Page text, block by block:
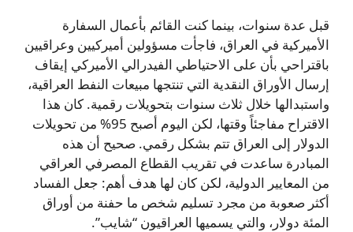
قبل عدة سنوات، بينما كنت القائم بأعمال السفارة
الأميركية في العراق، فاجأت مسؤولين أميركيين وعراقيين
باقتراحي بأن على الاحتياطي الفيدرالي الأميركي إيقاف
إرسال الأوراق النقدية التي تنتجها مبيعات النفط العراقية،
واستبدالها خلال ثلاث سنوات بتحويلات رقمية. كان هذا
الاقتراح مفاجئاً وقتها، لكن اليوم أصبح 95% من تحويلات
الدولار إلى العراق تتم بشكل رقمي. صحيح أن هذه
المبادرة ساعدت في تقريب القطاع المصرفي العراقي
من المعايير الدولية، لكن كان لها هدف أهم: جعل الفساد
أكثر صعوبة من مجرد تسليم شخص ما حفنة من أوراق
المئة دولار، والتي يسميها العراقيون “شايب”.